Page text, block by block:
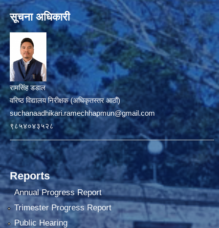
सूचना अधिकारी
रामसिंह डडाल
वरिष्ठ विद्यालय निरीक्षक (अधिकृतस्तर आठौं)
suchanaadhikari.ramechhapmun@gmail.com
९८५४०४३५२८
Reports
Annual Progress Report
Trimester Progress Report
Public Hearing